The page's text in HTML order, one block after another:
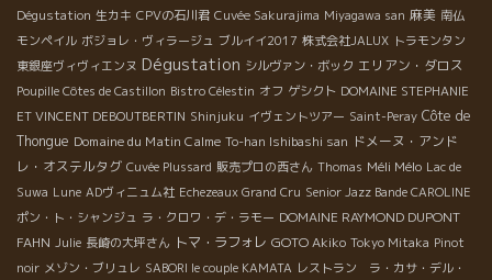
Dégustation 生カキ CPVの石川君 Cuvée Sakurajima Miyagawa san 麻美 南仏
モンペイル ボジョレ・ヴィラージュ ブルイイ2017 株式会社JALUX トラモンタン
東銀座ヴィヴィエンヌ Dégustation シルヴァン・ボック エリアン・ダロス
Poupille Côtes de Castillon Bistro Célestin オフ ゲシクト DOMAINE STEPHANIE
ET VINCENT DEBOUTBERTIN Shinjuku イヴェントツアー Saint-Peray Côte de
Thongue Domaine du Matin Calme To-han Ishibashi san ドメーヌ・アンド
レ・オステルタグ Cuvée Plussard 販売プロの西さん Thomas Méli Mélo Lac de
Suwa Lune ADヴィニュム社 Echezeaux Grand Cru Senior Jazz Bande CAROLINE
ポン・ト・シャンジュ ラ・クロワ・デ・ラモー DOMAINE RAYMOND DUPONT
FAHN Julie 長崎の大坪さん トマ・ラフォレ GOTO Akiko Tokyo Mitaka Pinot
noir メゾン・ブリュレ SABORI le couple KAMATA レストラン ラ・カサ・デル・